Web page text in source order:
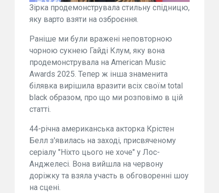
Зірка продемонструвала стильну спідницю,
яку варто взяти на озброєння.
Раніше ми були вражені неповторною
чорною сукнею Гайді Клум, яку вона
продемонструвала на American Music
Awards 2025. Тепер ж інша знаменита
білявка вирішила вразити всіх своїм total
black образом, про що ми розповімо в цій
статті.
44-річна американська акторка Крістен
Белл з'явилась на заході, присвяченому
серіалу "Ніхто цього не хоче" у Лос-
Анджелесі. Вона вийшла на червону
доріжку та взяла участь в обговоренні шоу
на сцені.